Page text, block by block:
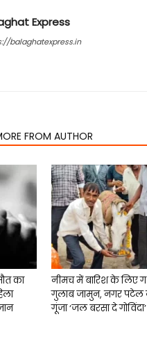
Express
balaghatexpress.in
FROM AUTHOR
का
नीमच में बारिश के लिए
गुलाब जामुन, नगर पटेल
गूंजा ‘जल बरसा दे गोविंदा’